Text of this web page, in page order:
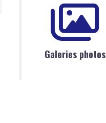
Galeries photos